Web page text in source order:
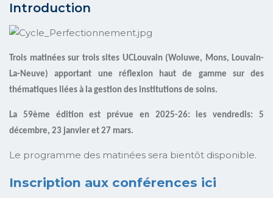
Introduction
Trois matinées sur trois sites UCLouvain (Woluwe, Mons, Louvain-
La-Neuve) apportant une réflexion haut de gamme sur des
thématiques liées à la gestion des institutions de soins.
La 59ème édition est prévue en 2025-26: les vendredis: 5
décembre, 23 janvier et 27 mars.
Le programme des matinées sera bientôt disponible.
Inscription aux conférences ici